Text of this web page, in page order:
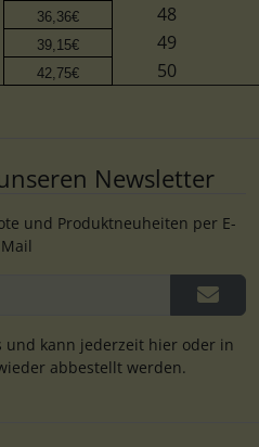
36,36€
48
39,15€
49
42,75€ 50
Newsletter
und Produktneuheiten per E-
Mail
und kann jederzeit hier oder in
abbestellt werden.